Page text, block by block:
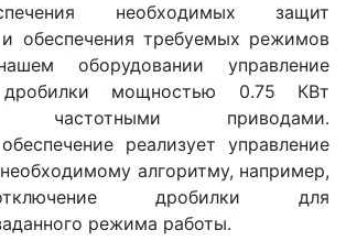
необходимых защит
обеспечения требуемых режимов
оборудовании управление
дробилки мощностью 0.75 КВт
частотными приводами.
реализует управление
алгоритму, например,
отключение дробилки для
режима работы.